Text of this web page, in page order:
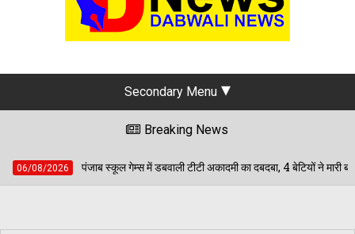
INSTAGRAM
Secondary Menu
Breaking News
गेम्स में डबवाली टीटी अकादमी का दबदबा, 4 बेटियों ने मारी बाजी; अब जिला स्तर पर